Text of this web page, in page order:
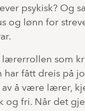
psykisk? Og
og lønn for
lærerrollen som
har fått dreis på
å være lærer,
og fri. Når det